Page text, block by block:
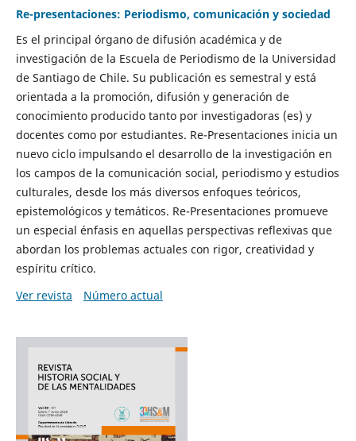
Re-presentaciones: Periodismo, comunicación y sociedad
Es el principal órgano de difusión académica y de
investigación de la Escuela de Periodismo de la Universidad
de Santiago de Chile. Su publicación es semestral y está
orientada a la promoción, difusión y generación de
conocimiento producido tanto por investigadoras (es) y
docentes como por estudiantes. Re-Presentaciones inicia un
nuevo ciclo impulsando el desarrollo de la investigación en
los campos de la comunicación social, periodismo y estudios
culturales, desde los más diversos enfoques teóricos,
epistemológicos y temáticos. Re-Presentaciones promueve
un especial énfasis en aquellas perspectivas reflexivas que
abordan los problemas actuales con rigor, creatividad y
espíritu crítico.
Ver revista
Número actual